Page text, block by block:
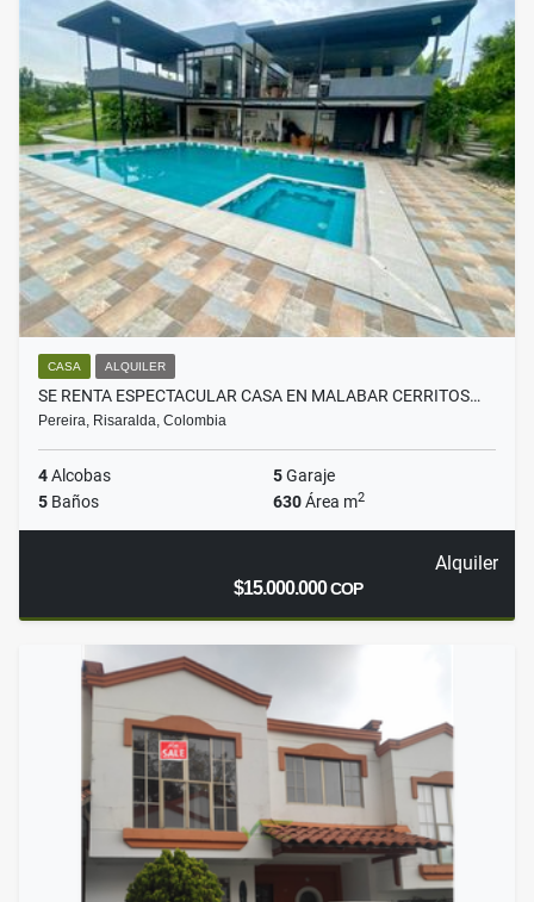
CASA ALQUILER
SE RENTA ESPECTACULAR CASA EN MALABAR CERRITOS…
Pereira, Risaralda, Colombia
4Alcobas 5Garaje
5 Baños 630Área m2
Alquiler
$15.000.000COP